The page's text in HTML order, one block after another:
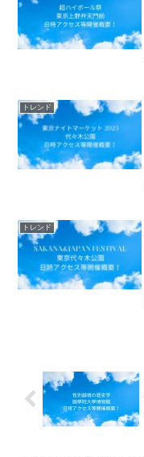
トレンド
トレンド